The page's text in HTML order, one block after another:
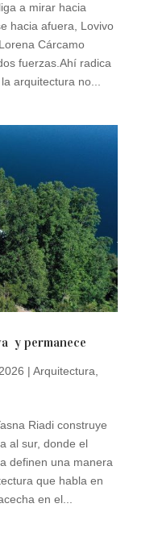
a mirar hacia
hacia afuera, Lovivo
Cárcamo
fuerzas.Ahí radica
arquitectura no...
y permanece
| Arquitectura
Riadi construye
al sur, donde el
definen una manera
que habla en
en el...